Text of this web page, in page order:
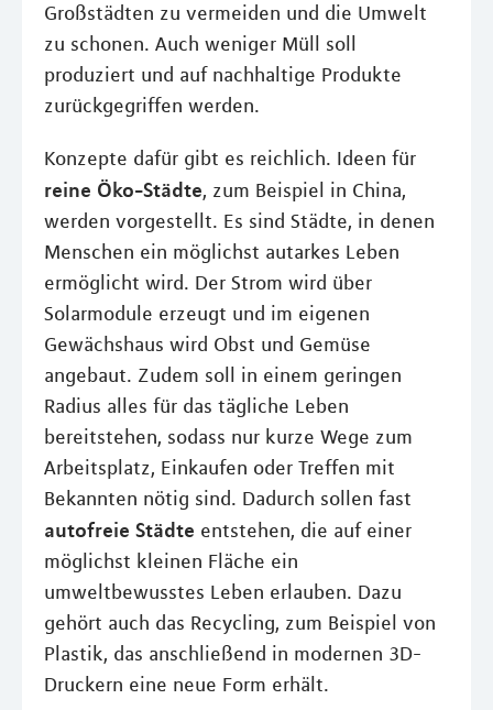
Großstädten zu vermeiden und die Umwelt
zu schonen. Auch weniger Müll soll
produziert und auf nachhaltige Produkte
zurückgegriffen werden.
Konzepte dafür gibt es reichlich. Ideen für
reine Öko-Städte, zum Beispiel in China,
werden vorgestellt. Es sind Städte, in denen
Menschen ein möglichst autarkes Leben
ermöglicht wird. Der Strom wird über
Solarmodule erzeugt und im eigenen
Gewächshaus wird Obst und Gemüse
angebaut. Zudem soll in einem geringen
Radius alles für das tägliche Leben
bereitstehen, sodass nur kurze Wege zum
Arbeitsplatz, Einkaufen oder Treffen mit
Bekannten nötig sind. Dadurch sollen fast
autofreie Städte entstehen, die auf einer
möglichst kleinen Fläche ein
umweltbewusstes Leben erlauben. Dazu
gehört auch das Recycling, zum Beispiel von
Plastik, das anschließend in modernen 3D-
Druckern eine neue Form erhält.